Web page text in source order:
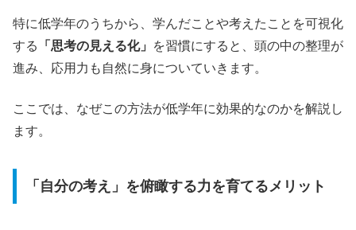
特に低学年のうちから、学んだことや考えたことを可視化
する
「思考の見える化」
を習慣にすると、頭の中の整理が
進み、応用力も自然に身についていきます。
ここでは、なぜこの方法が低学年に効果的なのかを解説し
ます。
「自分の考え」を俯瞰する力を育てるメリット